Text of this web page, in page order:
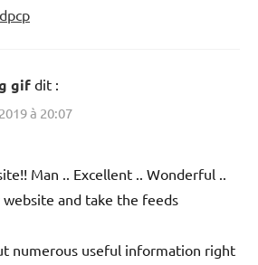
gif dit :
à 20:07
Man .. Excellent .. Wonderful ..
and take the feeds
numerous useful information right